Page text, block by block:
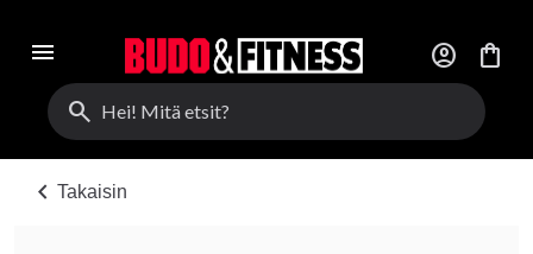
menu account_circle
shopping_bag
search
chevron_left Takaisin